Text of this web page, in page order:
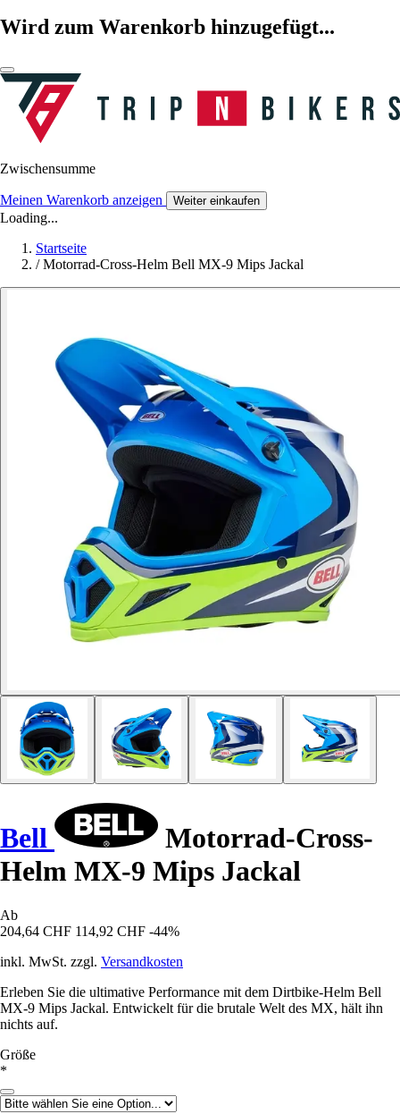
Wird zum Warenkorb hinzugefügt...
Zwischensumme
Meinen Warenkorb anzeigen Weiter einkaufen
Loading...
Startseite
/ Motorrad-Cross-Helm Bell MX-9 Mips Jackal
Bell
Motorrad-Cross-
Helm MX-9 Mips Jackal
Ab
204,64 CHF 114,92 CHF -44%
inkl. MwSt. zzgl. Versandkosten
Erleben Sie die ultimative Performance mit dem Dirtbike-Helm Bell
MX-9 Mips Jackal. Entwickelt für die brutale Welt des MX, hält ihn
nichts auf.
Größe
*